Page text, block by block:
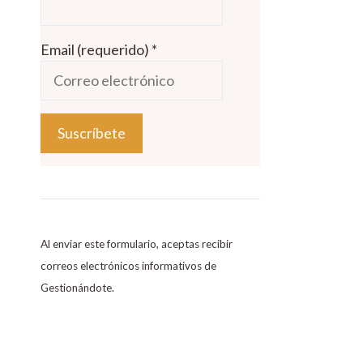
Email (requerido) *
o
s
t
a
Al enviar este formulario, aceptas recibir
correos electrónicos informativos de
Gestionándote.